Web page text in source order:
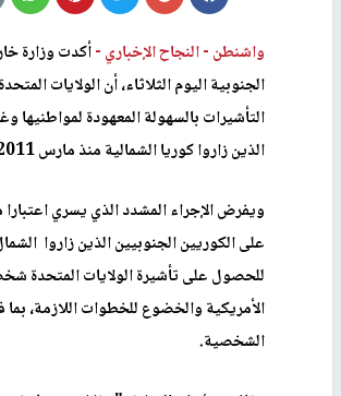
واشنطن -النجاح الإخباري -أكدت وزارة
الجنوبية اليوم الثلاثاء، أن الولايات
التأشيرات بالسهولة المعهودة لمواطنيها
الذين زاروا كوريا الشمالية منذ مارس 2011
ويفرض الإجراء المشدد الذي يسري اعتبارا
على الكوريين الجنوبيين الذين زاروا
للحصول على تأشيرة الولايات المتحدة
الأمريكية والخضوع للخطوات اللازمة، بما
الشخصية.